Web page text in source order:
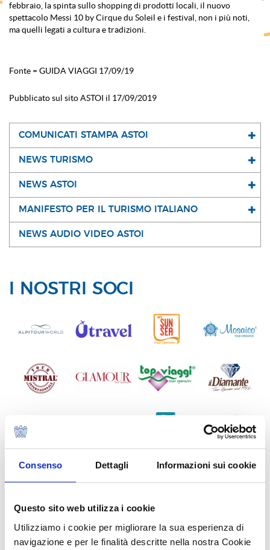
Consenso Dettagli Informazioni sui cookie
Questo sito web utilizza i cookie
Utilizziamo i cookie per migliorare la sua esperienza di
navigazione e per le finalità descritte nella nostra Cookie
febbraio, la spinta sullo shopping di prodotti locali, il nuovo
spettacolo Messi 10 by Cirque du Soleil e i festival, non i più noti,
ma quelli legati a cultura e tradizioni.
Fonte = GUIDA VIAGGI 17/09/19
Pubblicato sul sito ASTOI il 17/09/2019
COMUNICATI STAMPA ASTOI
NEWS TURISMO
NEWS ASTOI
MANIFESTO PER IL TURISMO ITALIANO
NEWS AUDIO VIDEO ASTOI
I NOSTRI SOCI